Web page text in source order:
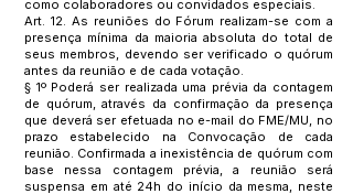
como colaboradores ou convidados especiais.
Art. 12. As reuniões do Fórum realizam-se com a
presença mínima da maioria absoluta do total de
seus membros, devendo ser verificado o quórum
antes da reunião e de cada votação.
§ 1º Poderá ser realizada uma prévia da contagem
de quórum, através da confirmação da presença
que deverá ser efetuada no e-mail do FME/MU, no
prazo estabelecido na Convocação de cada
reunião. Confirmada a inexistência de quórum com
base nessa contagem prévia, a reunião será
suspensa em até 24h do início da mesma, neste